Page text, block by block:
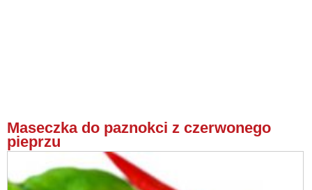
Maseczka do paznokci z czerwonego
pieprzu